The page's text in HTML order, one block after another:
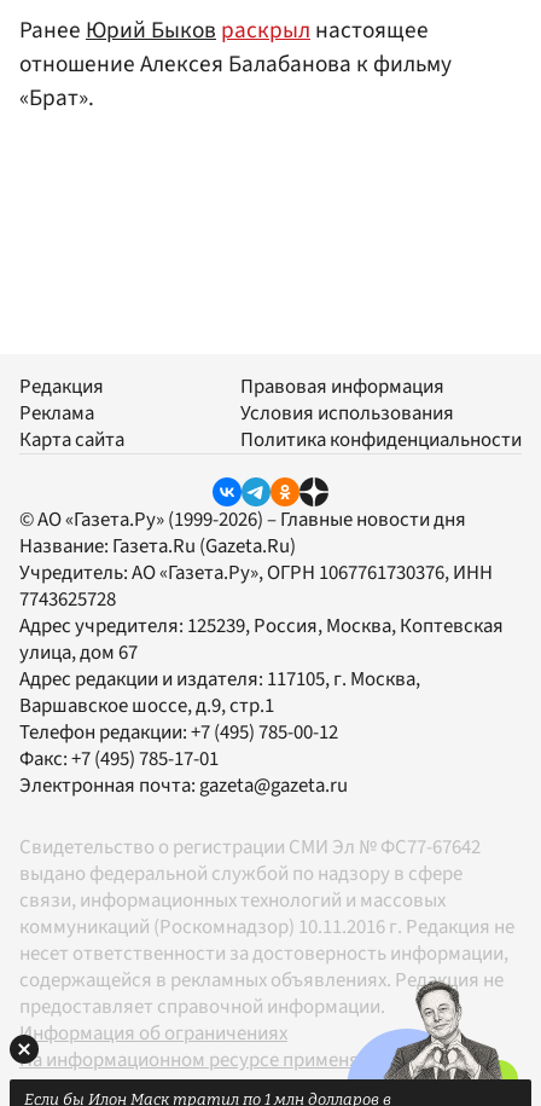
РанееЮрий Быковраскрылнастоящее
отношение Алексея Балабанова к фильму
«Брат».
Редакция
Реклама
Карта сайта
Правовая информация
Условия использования
Политика конфиденциальности
© АО «Газета.Ру» (1999-2026) – Главные новости дня
Название: Газета.Ru (Gazeta.Ru)
Учредитель:АО «Газета.Ру», ОГРН 1067761730376, ИНН
7743625728
Адрес учредителя: 125239, Россия, Москва, Коптевская
улица, дом 67
Адрес редакции и издателя: 117105, г. Москва,
Варшавское шоссе, д.9, стр.1
Телефон редакции:+7 (495) 785-00-12
Факс:+7 (495) 785-17-01
Электронная почта:gazeta@gazeta.ru
Свидетельство о регистрации СМИ Эл № ФС77-67642
выдано федеральной службой по надзору в сфере
связи, информационных технологий и массовых
коммуникаций (Роскомнадзор) 10.11.2016 г. Редакция не
несет ответственности за достоверность информации,
содержащейся в рекламных объявлениях. Редакция не
предоставляет справочной информации.
Информация об ограничениях
На информационном ресурсе применяются
рекомендательные технологии в соответствии с
Если бы Илон Маск тратил по 1 млн долларов в